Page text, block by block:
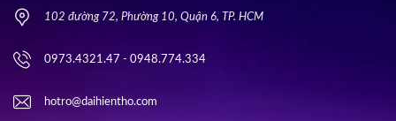
102 đường 72, Phường 10, Quận 6, TP. HCM
0973.4321.47 - 0948.774.334
hotro@daihientho.com